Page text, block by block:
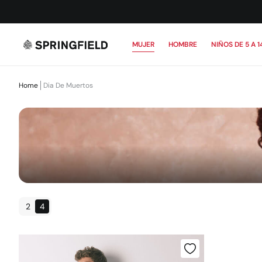
MUJER HOMBRE NIÑOS DE 5 A
Home Dia De Muertos
2 4